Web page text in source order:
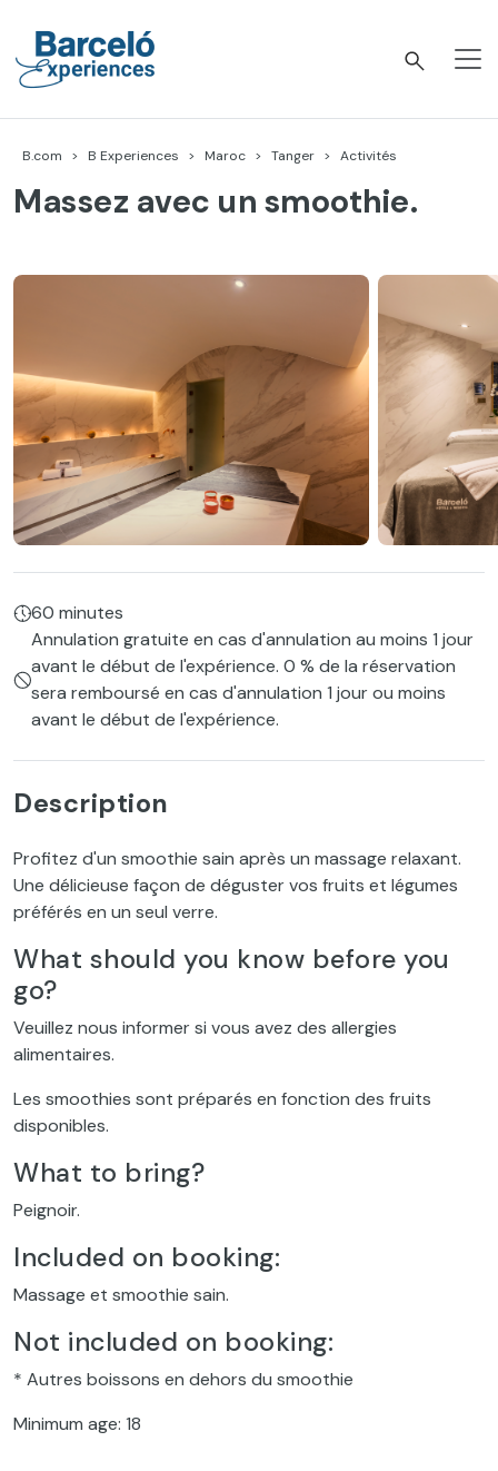
contenu
B.com B Experiences Maroc Tanger Activités
Massez avec un smoothie.
60 minutes
Annulation gratuite en cas d'annulation au moins 1 jour
avant le début de l'expérience. 0 % de la réservation
sera remboursé en cas d'annulation 1 jour ou moins
avant le début de l'expérience.
Description
Profitez d'un smoothie sain après un massage relaxant.
Une délicieuse façon de déguster vos fruits et légumes
préférés en un seul verre.
What should you know before you
go?
Veuillez nous informer si vous avez des allergies
alimentaires.
Les smoothies sont préparés en fonction des fruits
disponibles.
What to bring?
Peignoir.
Included on booking:
Massage et smoothie sain.
Not included on booking:
* Autres boissons en dehors du smoothie
Minimum age: 18